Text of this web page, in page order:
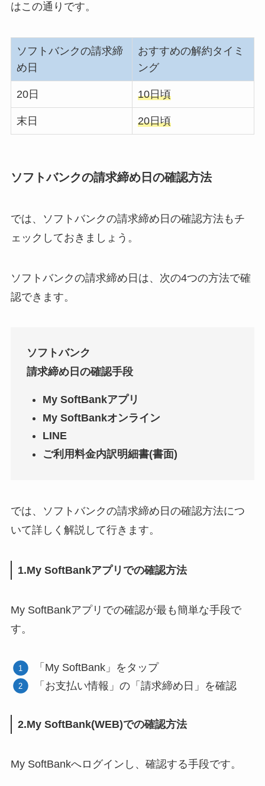
はこの通りです。
ソフトバンクの請求締
め日
おすすめの解約タイミ
ング
20日 10日頃
末日 20日頃
ソフトバンクの請求締め日の確認方法
では、ソフトバンクの請求締め日の確認方法もチ
ェックしておきましょう。
ソフトバンクの請求締め日は、次の4つの方法で確
認できます。
ソフトバンク
請求締め日の確認手段
My SoftBankアプリ
My SoftBankオンライン
LINE
ご利用料金内訳明細書(書面)
では、ソフトバンクの請求締め日の確認方法につ
いて詳しく解説して行きます。
1.My SoftBankアプリでの確認方法
My SoftBankアプリでの確認が最も簡単な手段で
す。
「My SoftBank」をタップ
「お支払い情報」の「請求締め日」を確認
2.My SoftBank(WEB)での確認方法
My SoftBankへログインし、確認する手段です。